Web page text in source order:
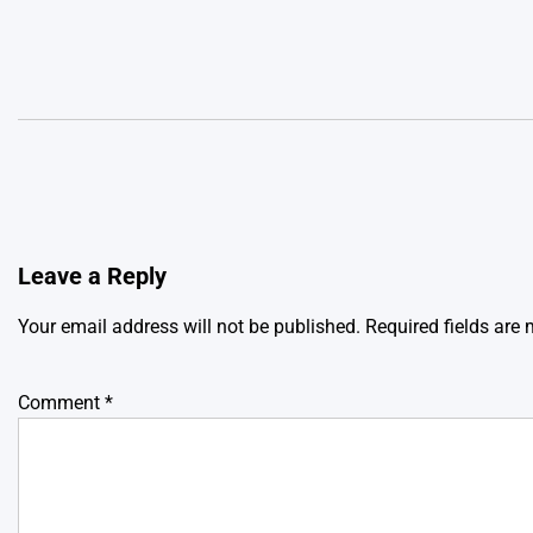
Leave a Reply
Your email address will not be published. Required fields are
Comment *